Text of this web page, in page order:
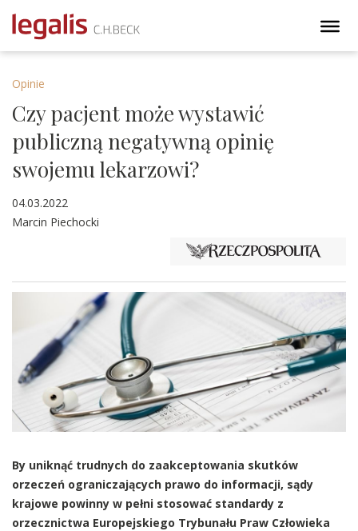
Opinie
Czy pacjent może wystawić
publiczną negatywną opinię
swojemu lekarzowi?
04.03.2022
Marcin Piechocki
By uniknąć trudnych do zaakceptowania skutków
orzeczeń ograniczających prawo do informacji, sądy
krajowe powinny w pełni stosować standardy z
orzecznictwa Europejskiego Trybunału Praw Człowieka